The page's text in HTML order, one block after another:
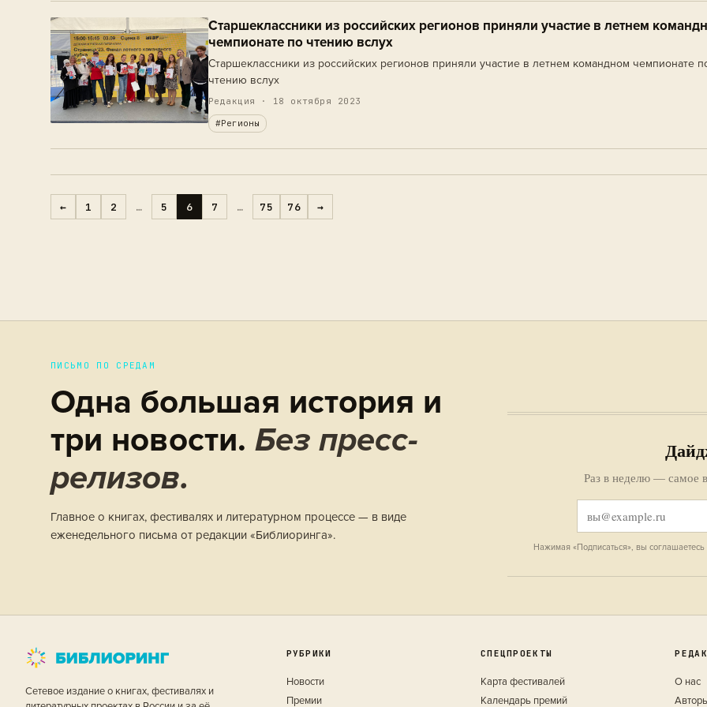
Старшеклассники из российских регионов приняли участие в летнем
чемпионате по чтению вслух
Старшеклассники из российских регионов приняли участие в летнем командном чемпионате
чтению вслух
Редакция · 18 октября 2023
#Регионы
← 1 2 … 5 6 7 … 75 76 →
ПИСЬМО ПО СРЕДАМ
Одна большая история и
три новости. Без пресс-
релизов.
Главное о книгах, фестивалях и литературном процессе — в виде
еженедельного письма от редакции «Библиоринга».
Раз в неделю — самое
Нажимая «Подписаться», вы соглашаетесь
Сетевое издание о книгах, фестивалях и
РУБРИКИ
Новости
Премии
СПЕЦПРОЕКТЫ
Карта фестивалей
Календарь премий
О нас